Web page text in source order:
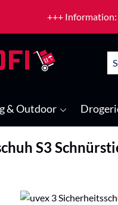
+++ Information:
& Outdoor
S3